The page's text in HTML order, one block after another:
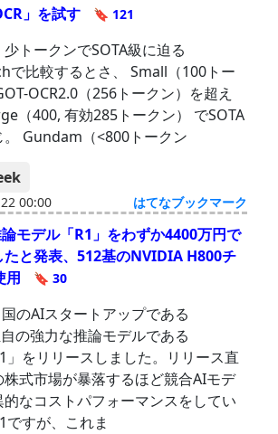
」を試す 🔖 121
トークンでSOTA級に迫る
で比較するとさ、 Small（100トー
OCR2.0（256トークン）を超え
（400, 有効285トークン） でSOTA
。 Gundam（<800トークン
00:00 はてなブックマーク
モデル「R1」をわずか4400万円で
たと発表、512基のNVIDIA H800チ
用
🔖 30
のAIスタートアップである
の強力な推論モデルである
」をリリースしました。リリース直
式市場が暴落するほど競合AIモデ
なコストパフォーマンスをしてい
ですが、これま